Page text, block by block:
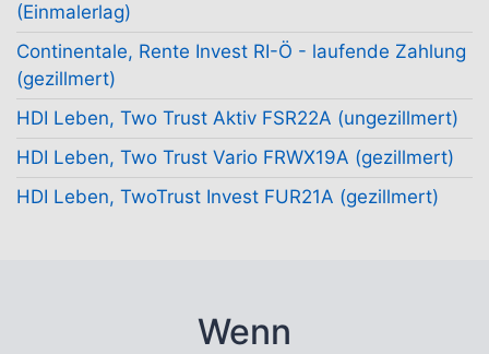
(Einmalerlag)
Continentale, Rente Invest RI-Ö - laufende Zahlung
(gezillmert)
HDI Leben, Two Trust Aktiv FSR22A (ungezillmert)
HDI Leben, Two Trust Vario FRWX19A (gezillmert)
HDI Leben, TwoTrust Invest FUR21A (gezillmert)
Wenn